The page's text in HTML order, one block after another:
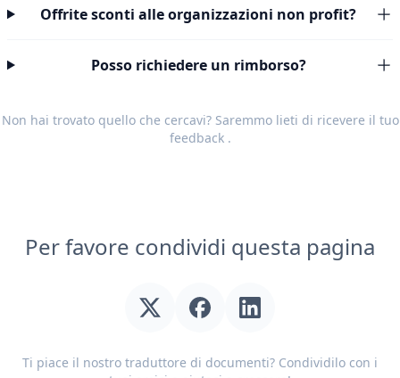
Offrite sconti alle organizzazioni non profit?
Posso richiedere un rimborso?
Non hai trovato quello che cercavi? Saremmo lieti di ricevere il tuo
feedback.
Per favore condividi questa pagina
Ti piace il nostro traduttore di documenti? Condividilo con i